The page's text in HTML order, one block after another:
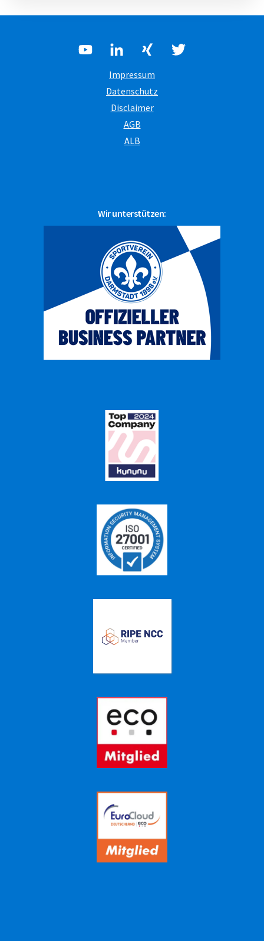
Wir unterstützen:
Impressum
Datenschutz
Disclaimer
AGB
ALB